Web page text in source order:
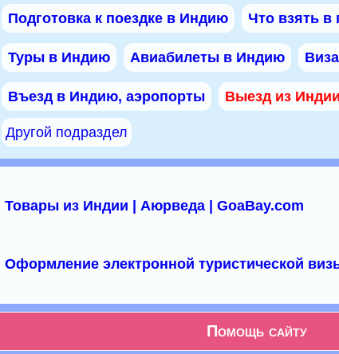
Подготовка к поездке в Индию Что взять в
Туры в Индию Авиабилеты в Индию
Въезд в Индию, аэропорты Выезд из
Другой подраздел
Товары из Индии | Аюрведа | GoaBay.com
Оформление электронной туристической
Помощь сайту